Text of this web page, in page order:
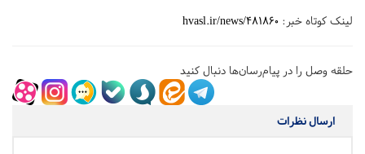
لینک کوتاه خبر: hvasl.ir/news/481860
حلقه وصل را در پیام‌رسان‌ها دنبال کنید
ارسال نظرات